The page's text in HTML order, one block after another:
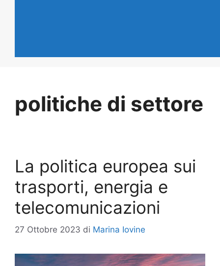
politiche di settore
La politica europea sui
trasporti, energia e
telecomunicazioni
27 Ottobre 2023 di Marina Iovine